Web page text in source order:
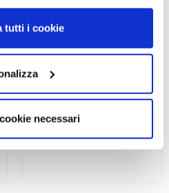
tutti i cookie
necessari